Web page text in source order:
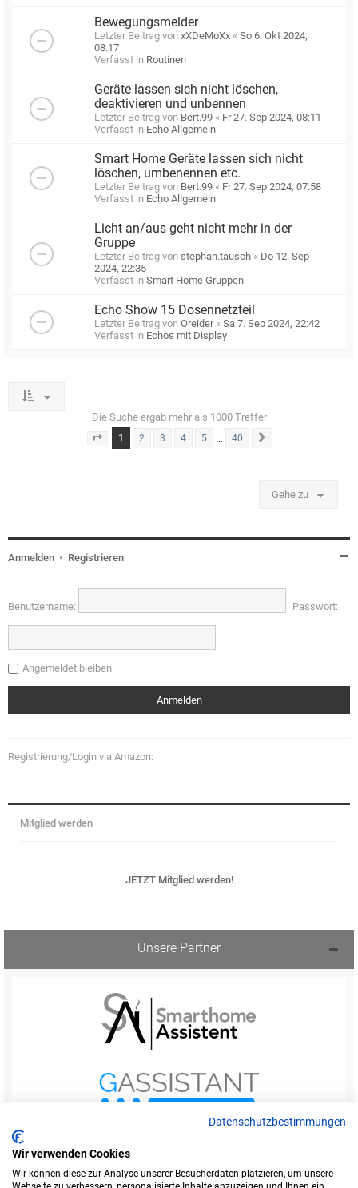
Bewegungsmelder
Letzter Beitrag von xXDeMoXx « So 6. Okt 2024,
08:17
Verfasst in Routinen
Geräte lassen sich nicht löschen,
deaktivieren und unbennen
Letzter Beitrag von Bert.99 « Fr 27. Sep 2024, 08:11
Verfasst in Echo Allgemein
Smart Home Geräte lassen sich nicht
löschen, umbenennen etc.
Letzter Beitrag von Bert.99 « Fr 27. Sep 2024, 07:58
Verfasst in Echo Allgemein
Licht an/aus geht nicht mehr in der
Gruppe
Letzter Beitrag von stephan.tausch « Do 12. Sep
2024, 22:35
Verfasst in Smart Home Gruppen
Echo Show 15 Dosennetzteil
Letzter Beitrag von Oreider« Sa 7. Sep 2024, 22:42
Verfasst in Echos mit Display
Die Suche ergab mehr als 1000 Treffer
Seite von 40
1 2 3 4 5 … 40
Gehe zu
Anmelden • Registrieren
Benutzername: Passwort:
Angemeldet bleiben
Registrierung/Login via Amazon:
Mitglied werden
JETZT Mitglied werden!
Unsere Partner
Datenschutzbestimmungen
Wir verwenden Cookies
Wir können diese zur Analyse unserer Besucherdaten platzieren, um unsere